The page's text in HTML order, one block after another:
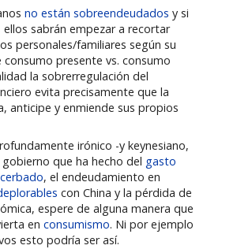
no están sobreendeudados y si
ellos sabrán empezar a recortar
personales/familiares según su
presente vs. consumo
la sobrerregulación del
evita precisamente que la
anticipe y enmiende sus propios
irónico -y keynesiano,
que ha hecho del gasto
, el endeudamiento en
con China y la pérdida de
espere de alguna manera que
enconsumismo. Ni por ejemplo
esto podría ser así.